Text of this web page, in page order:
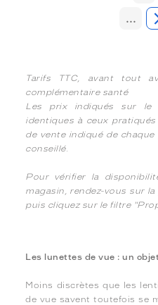
...
Tarifs TTC, avant tout
complémentaire santé
Les prix indiqués sur le
identiques à ceux
de vente indiqué de
conseillé.
Pour vérifier la
magasin, rendez-vous sur la
puis cliquez sur le filtre
Les lunettes de vue : un
Moins discrètes que les
de vue savent toutefois se